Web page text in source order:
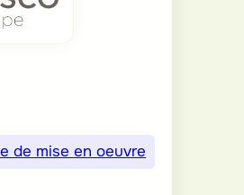
de mise en oeuvre